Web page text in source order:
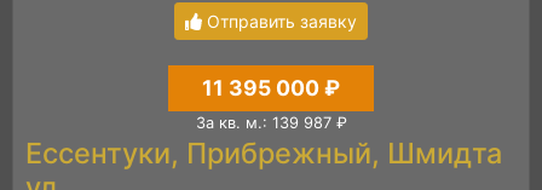
Отправить заявку
11 395 000 ₽
За кв. м.: 139 987 ₽
Ессентуки, Прибрежный, Шмидта